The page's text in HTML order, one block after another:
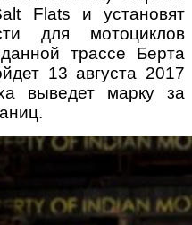
Flats и установят
для мотоциклов
трассе Берта
13 августа 2017
выведет марку за